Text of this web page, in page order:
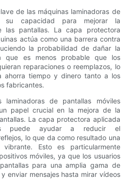
de las máquinas laminadoras de
su capacidad para mejorar la
las pantallas. La capa protectora
actúa como una barrera contra
la probabilidad de dañar la
que es menos probable que los
reparaciones o reemplazos, lo
ahorra tiempo y dinero tanto a los
fabricantes.
laminadoras de pantallas móviles
papel crucial en la mejora de la
La capa protectora aplicada
puede ayudar a reducir el
lo que da como resultado una
Esto es particularmente
móviles, ya que los usuarios
para una amplia gama de
enviar mensajes hasta mirar vídeos